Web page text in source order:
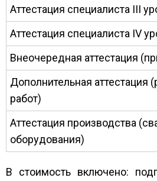
Аттестация специалиста III
Аттестация специалиста IV
Внеочередная аттестация
Дополнительная аттестация
работ)
Аттестация производства
оборудования)
В стоимость включено: